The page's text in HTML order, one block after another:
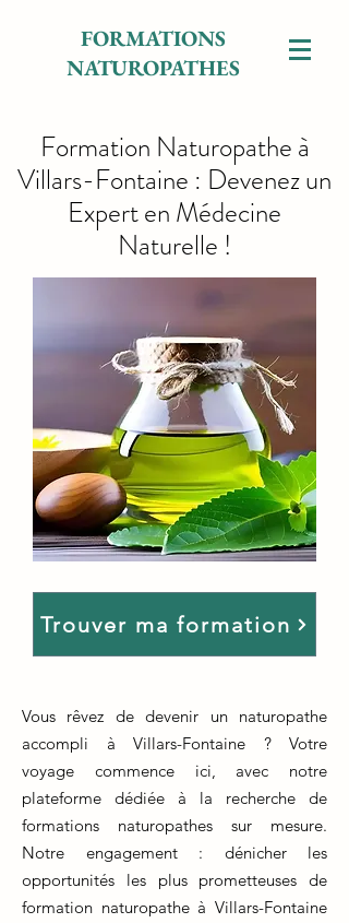
FORMATIONS
NATUROPATHES
Formation Naturopathe à
Villars-Fontaine : Devenez un
Expert en Médecine
Naturelle !
Trouver ma formation
Vous rêvez de devenir un naturopathe
accompli à Villars-Fontaine ? Votre
voyage commence ici, avec notre
plateforme dédiée à la recherche de
formations naturopathes sur mesure.
Notre engagement : dénicher les
opportunités les plus prometteuses de
formation naturopathe à Villars-Fontaine